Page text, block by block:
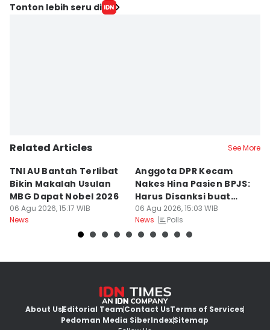
Tonton lebih seru di
Related Articles See More
TNI AU Bantah Terlibat
Bikin Makalah Usulan
MBG Dapat Nobel 2026
06 Agu 2026, 15:17 WIB
News
Anggota DPR Kecam
Nakes Hina Pasien BPJS:
Harus Disanksi buat
Pelajaran
06 Agu 2026, 15:03 WIB
News
Polls
About UsEditorial TeamContact UsTerms of Services
Pedoman Media SiberIndexSitemap